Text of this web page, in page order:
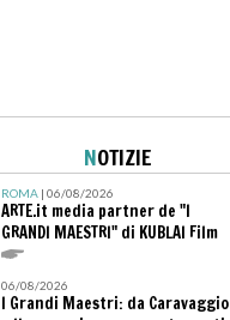
NOTIZIE
ROMA| 06/08/2026
ARTE.it media partner de "I
GRANDI MAESTRI" di KUBLAI Film
06/08/2026
I Grandi Maestri: da Caravaggio